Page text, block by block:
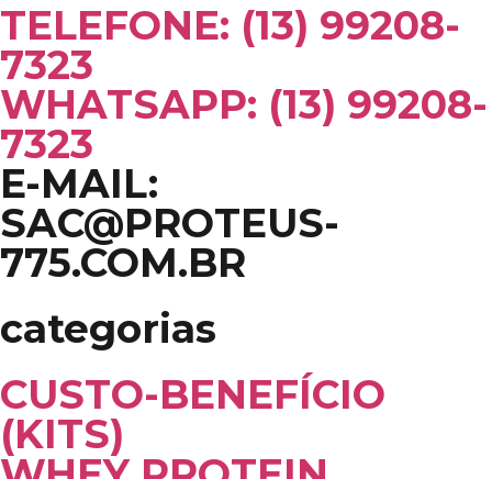
TELEFONE: (13) 99208-
7323
WHATSAPP: (13) 99208-
7323
E-MAIL:
SAC@PROTEUS-
775.COM.BR
categorias
CUSTO-BENEFÍCIO
(KITS)